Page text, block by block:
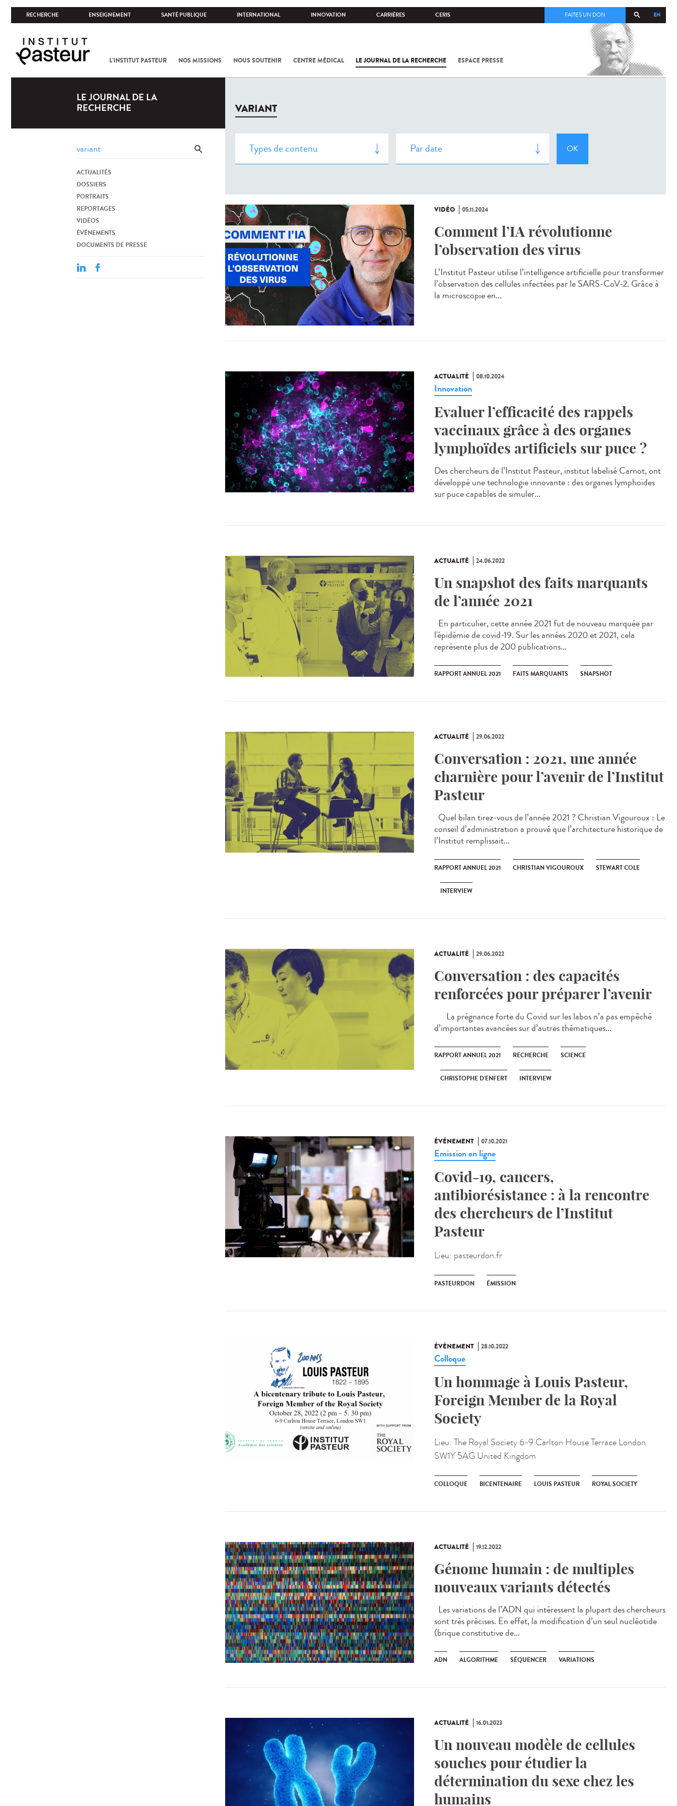
RECHERCHE ENSEIGNEMENT SANTÉ PUBLIQUE INTERNATIONAL INNOVATION CARRIÈRES CERIS EN
FAITES UN DON
L'INSTITUT PASTEUR NOS MISSIONS NOUS SOUTENIR CENTRE MÉDICAL LE JOURNAL DE LA RECHERCHE ESPACE PRESSE
COV-2 /
LE JOURNAL DE LA
RECHERCHE
ACTUALITÉS
DOSSIERS
PORTRAITS
REPORTAGES
VIDÉOS
ÉVÉNEMENTS
DOCUMENTS DE PRESSE
VARIANT
VIDÉO 05.11.2024
Comment l’IA révolutionne
l’observation des virus
L’Institut Pasteur utilise l’intelligence artificielle pour transformer
l’observation des cellules infectées par le SARS-CoV-2. Grâce à
la microscopie en...
ACTUALITÉ 08.10.2024
Innovation
Evaluer l’efficacité des rappels
vaccinaux grâce à des organes
lymphoïdes artificiels sur puce ?
Des chercheurs de l’Institut Pasteur, institut labelisé Carnot, ont
développé une technologie innovante : des organes lymphoïdes
sur puce capables de simuler...
ACTUALITÉ 24.06.2022
Un snapshot des faits marquants
de l’année 2021
En particulier, cette année 2021 fut de nouveau marquée par
l'épidémie de covid-19. Sur les années 2020 et 2021, cela
représente plus de 200 publications...
RAPPORT ANNUEL 2021 FAITS MARQUANTS SNAPSHOT
ACTUALITÉ 29.06.2022
Conversation : 2021, une année
charnière pour l’avenir de l’Institut
Pasteur
Quel bilan tirez-vous de l’année 2021 ? Christian Vigouroux : Le
conseil d’administration a prouvé que l’architecture historique de
l’Institut remplissait...
RAPPORT ANNUEL 2021 CHRISTIAN VIGOUROUX STEWART COLE
INTERVIEW
ACTUALITÉ 29.06.2022
Conversation : des capacités
renforcées pour préparer l’avenir
La prégnance forte du Covid sur les labos n’a pas empêché
d’importantes avancées sur d’autres thématiques...
RAPPORT ANNUEL 2021 RECHERCHE SCIENCE
CHRISTOPHE D’ENFERT INTERVIEW
ÉVÉNEMENT 07.10.2021
Emission en ligne
Covid-19, cancers,
antibiorésistance : à la rencontre
des chercheurs de l’Institut
Pasteur
Lieu: pasteurdon.fr
PASTEURDON ÉMISSION
ÉVÉNEMENT 28.10.2022
Colloque
Un hommage à Louis Pasteur,
Foreign Member de la Royal
Society
Lieu: The Royal Society 6-9 Carlton House Terrace London
SW1Y 5AG United Kingdom
COLLOQUE BICENTENAIRE LOUIS PASTEUR ROYAL SOCIETY
ACTUALITÉ 19.12.2022
Génome humain : de multiples
nouveaux variants détectés
Les variations de l’ADN qui intéressent la plupart des chercheurs
sont très précises. En effet, la modification d’un seul nucléotide
(brique constitutive de...
ADN ALGORITHME SÉQUENCER VARIATIONS
ACTUALITÉ 16.01.2023
Un nouveau modèle de cellules
souches pour étudier la
détermination du sexe chez les
humains